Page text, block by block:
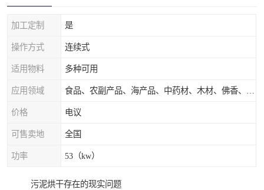
加工定制 是
操作方式 连续式
适用物料 多种可用
应用领域
价格 电议
可售卖地 全国
功率 53（kw）
污泥烘干存在的现实问题